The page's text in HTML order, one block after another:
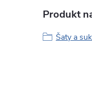
Produkt
Šaty a